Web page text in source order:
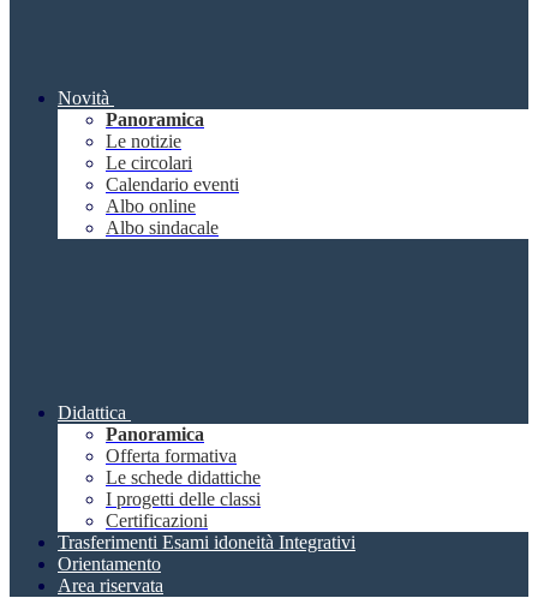
Novità
Panoramica
Le notizie
Le circolari
Calendario eventi
Albo online
Albo sindacale
Didattica
Panoramica
Offerta formativa
Le schede didattiche
I progetti delle classi
Certificazioni
Trasferimenti Esami idoneità Integrativi
Orientamento
Area riservata